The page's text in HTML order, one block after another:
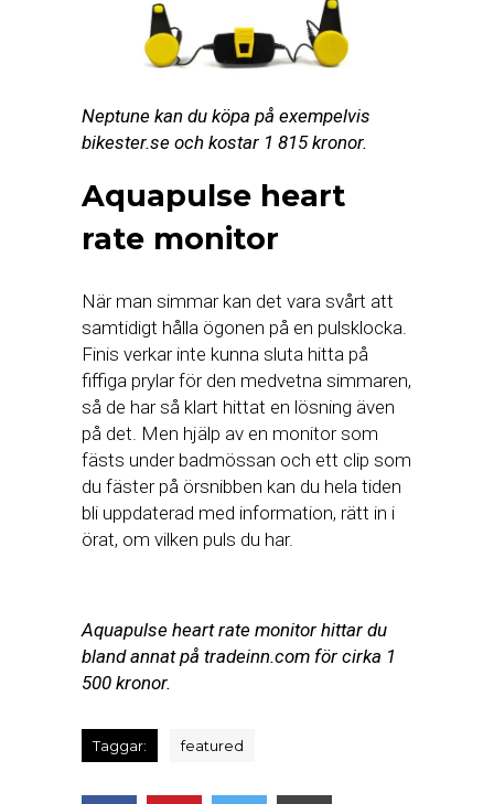
Neptune kan du köpa på exempelvis
bikester.se och kostar 1 815 kronor.
Aquapulse heart
rate monitor
När man simmar kan det vara svårt att
samtidigt hålla ögonen på en pulsklocka.
Finis verkar inte kunna sluta hitta på
fiffiga prylar för den medvetna simmaren,
så de har så klart hittat en lösning även
på det. Men hjälp av en monitor som
fästs under badmössan och ett clip som
du fäster på örsnibben kan du hela tiden
bli uppdaterad med information, rätt in i
örat, om vilken puls du har.
Aquapulse heart rate monitor hittar du
bland annat på tradeinn.com för cirka 1
500 kronor.
Taggar: featured